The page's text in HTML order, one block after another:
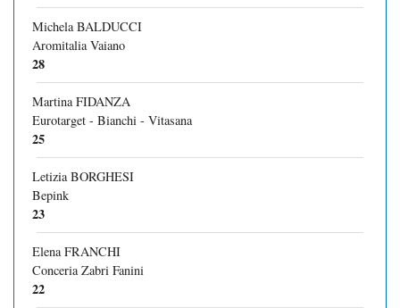
Michela BALDUCCI
Aromitalia Vaiano
28
Martina FIDANZA
Eurotarget - Bianchi - Vitasana
25
Letizia BORGHESI
Bepink
23
Elena FRANCHI
Conceria Zabri Fanini
22